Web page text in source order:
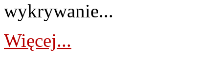
wykrywanie...
Więcej...